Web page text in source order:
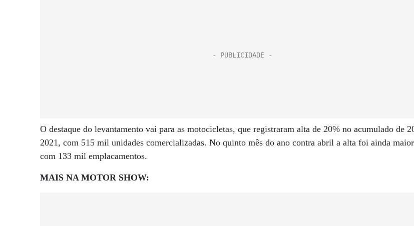
O destaque do levantamento vai para as motocicletas, que registraram alta de 20% no acumulado de
2021, com 515 mil unidades comercializadas. No quinto mês do ano contra abril a alta foi ainda
com 133 mil emplacamentos.
MAIS NA MOTOR SHOW: